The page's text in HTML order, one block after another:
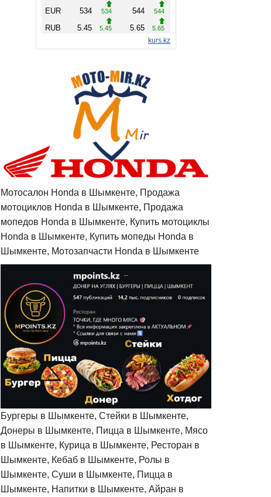
Мотосалон Honda в Шымкенте, Продажа
мотоциклов Honda в Шымкенте, Продажа
мопедов Honda в Шымкенте, Купить мотоциклы
Honda в Шымкенте, Купить мопеды Honda в
Шымкенте, Мотозапчасти Honda в Шымкенте
Бургеры в Шымкенте, Стейки в Шымкенте,
Донеры в Шымкенте, Пицца в Шымкенте, Мясо
в Шымкенте, Курица в Шымкенте, Ресторан в
Шымкенте, Кебаб в Шымкенте, Ролы в
Шымкенте, Суши в Шымкенте, Пицца в
Шымкенте, Напитки в Шымкенте, Айран в